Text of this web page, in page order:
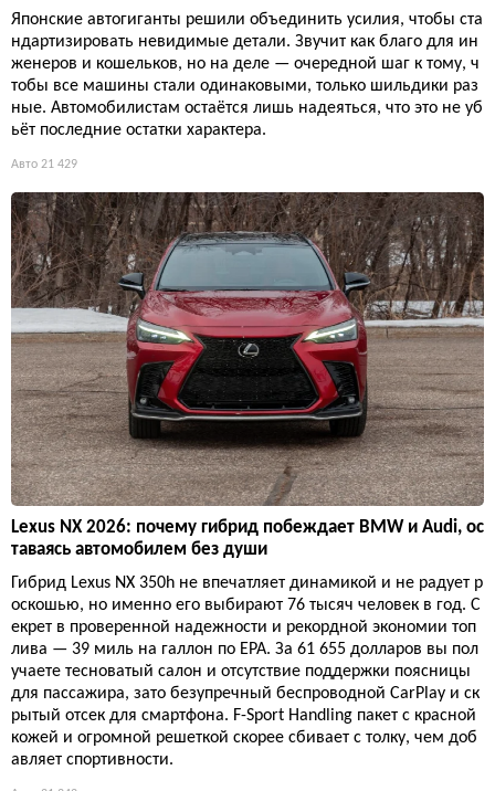
Японские автогиганты решили объединить усилия, чтобы ста
ндартизировать невидимые детали. Звучит как благо для ин
женеров и кошельков, но на деле — очередной шаг к тому, ч
тобы все машины стали одинаковыми, только шильдики раз
ные. Автомобилистам остаётся лишь надеяться, что это не уб
ьёт последние остатки характера.
Авто 21 429
Lexus NX 2026: почему гибрид побеждает BMW и Audi, ос
таваясь автомобилем без души
Гибрид Lexus NX 350h не впечатляет динамикой и не радует р
оскошью, но именно его выбирают 76 тысяч человек в год. С
екрет в проверенной надежности и рекордной экономии топ
лива — 39 миль на галлон по EPA. За 61 655 долларов вы пол
учаете тесноватый салон и отсутствие поддержки поясницы
для пассажира, зато безупречный беспроводной CarPlay и ск
рытый отсек для смартфона. F-Sport Handling пакет с красной
кожей и огромной решеткой скорее сбивает с толку, чем доб
авляет спортивности.